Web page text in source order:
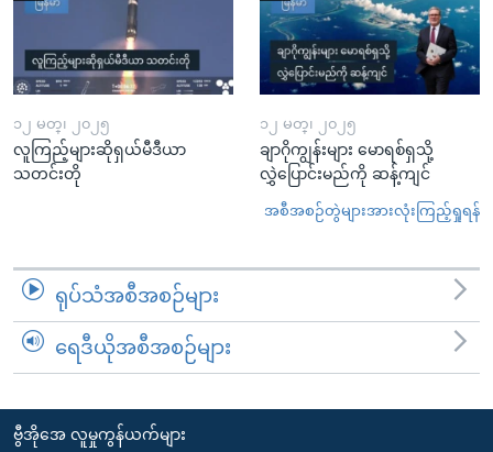
၁၂ မတ္၊ ၂၀၂၅
လူကြည့်များဆိုရှယ်မီဒီယာ
သတင်းတို
၁၂ မတ္၊ ၂၀၂၅
ချာဂိုကျွန်းများ မောရစ်ရှသို့
လွှဲပြောင်းမည်ကို ဆန့်ကျင်
အစီအစဉ်တွဲများအားလုံးကြည့်ရှုရန်
ရုပ်သံအစီအစဉ်များ
ရေဒီယိုအစီအစဉ်များ
ဗွီအိုအေ လူမှုကွန်ယက်များ